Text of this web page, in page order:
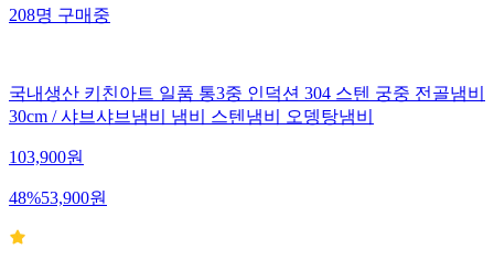
208명 구매중
국내생산 키친아트 일품 통3중 인덕션 304 스텐 궁중 전골냄비
30cm / 샤브샤브냄비 냄비 스텐냄비 오뎅탕냄비
103,900원
48%53,900원